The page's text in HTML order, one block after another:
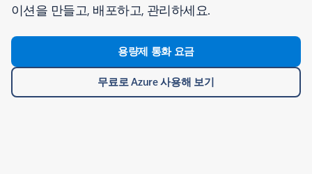
이션을 만들고, 배포하고, 관리하세요.
용량제 통화 요금
무료로 Azure 사용해 보기